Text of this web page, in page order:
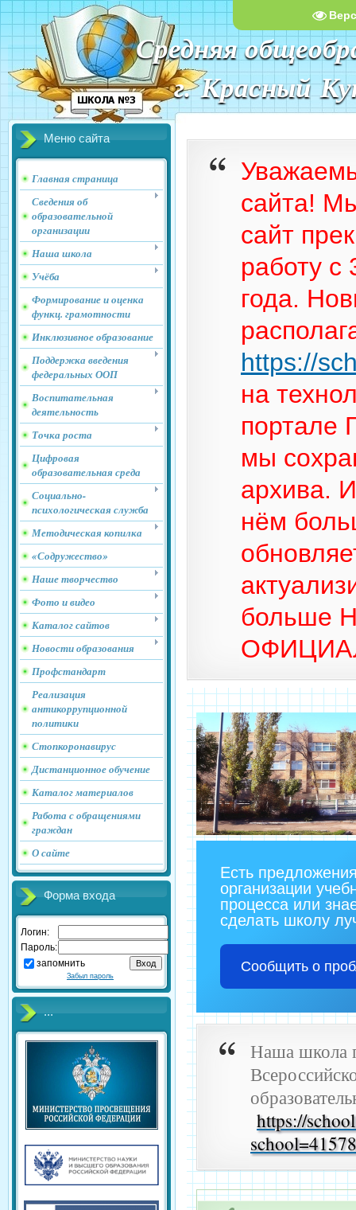
Средняя
г. Красный
Меню сайта
Главная страница
Сведения об
образовательной
организации
Наша школа
Учёба
Формирование и оценка
функц. грамотности
Инклюзивное образование
Поддержка введения
федеральных ООП
Воспитательная
деятельность
Точка роста
Цифровая
образовательная среда
Социально-
психологическая служба
Методическая копилка
«Содружество»
Наше творчество
Фото и видео
Каталог сайтов
Новости образования
Профстандарт
Реализация
антикоррупционной
политики
Стопкоронавирус
Дистанционное обучение
Каталог материалов
Работа с обращениями
граждан
О сайте
Форма входа
Логин:
Пароль:
запомнить
Забыл пароль
...
сайта!
сайт
работу с
года.
https://
на
портале
мы
архива.
нём
больше
Есть
организации
процесса или
сделать школу
Сообщить о
Наша школа
https://
school=41578